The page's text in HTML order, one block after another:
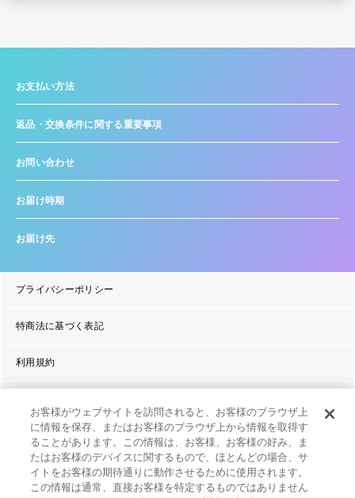
お支払い方法
返品・交換条件に関する重要事項
お問い合わせ
お届け時期
お届け先
プライバシーポリシー
特商法に基づく表記
利用規約
お客様がウェブサイトを訪問されると、お客様のブラウザ上
に情報を保存、またはお客様のブラウザ上から情報を取得す
ることがあります。この情報は、お客様、お客様の好み、ま
たはお客様のデバイスに関するもので、ほとんどの場合、サ
イトをお客様の期待通りに動作させるために使用されます。
この情報は通常、直接お客様を特定するものではありません